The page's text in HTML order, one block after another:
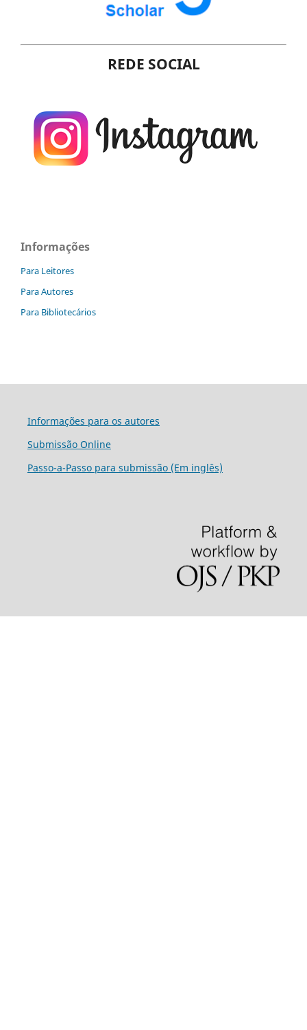
REDE SOCIAL
Informações
Para Leitores
Para Autores
Para Bibliotecários
Informações para os autores
Submissão Online
Passo-a-Passo para submissão (Em inglês)